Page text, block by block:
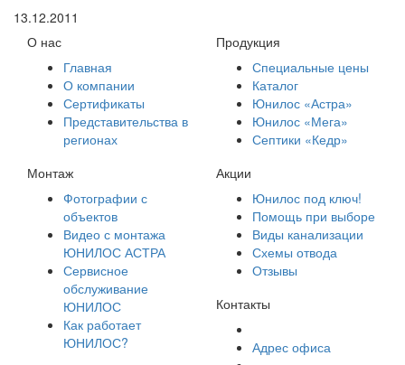
13.12.2011
О нас
Главная
О компании
Сертификаты
Представительства в
регионах
Продукция
Специальные цены
Каталог
Юнилос «Астра»
Юнилос «Мега»
Септики «Кедр»
Монтаж
Фотографии с
объектов
Видео с монтажа
ЮНИЛОС АСТРА
Сервисное
обслуживание
ЮНИЛОС
Как работает
ЮНИЛОС?
Акции
Юнилос под ключ!
Помощь при выборе
Виды канализации
Схемы отвода
Отзывы
Контакты
Адрес офиса